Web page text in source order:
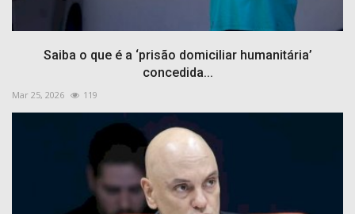
Saiba o que é a ‘prisão domiciliar humanitária’
concedida...
Mar 25, 2026 119